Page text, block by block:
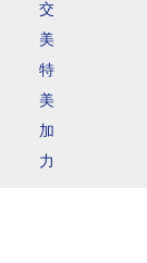
交
美
特
美
加
力